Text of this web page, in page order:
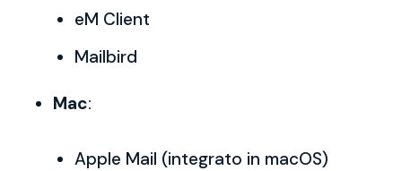
eM Client
Mailbird
Mac:
Apple Mail (integrato in macOS)